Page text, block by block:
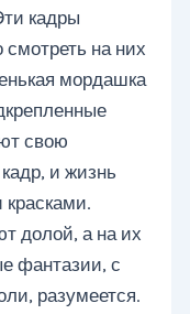
кадры
смотреть на них
мордашка
свою
и жизнь
долой, а на их
фантазии, с
разумеется.